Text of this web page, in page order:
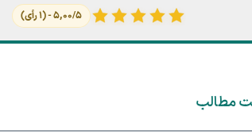
۵,۰۰/۵ - (۱ رأی)
مطالب